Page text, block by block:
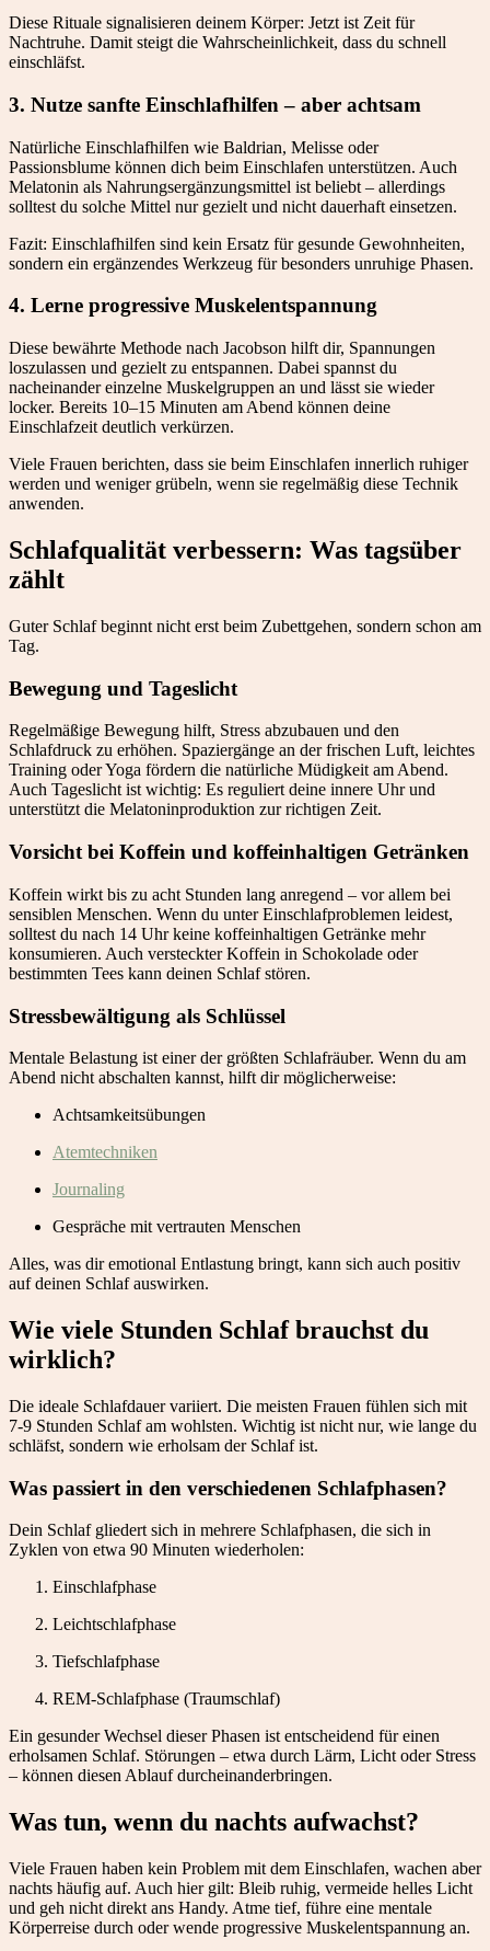
Diese Rituale signalisieren deinem Körper: Jetzt ist Zeit für
Nachtruhe. Damit steigt die Wahrscheinlichkeit, dass du schnell
einschläfst.
3. Nutze sanfte Einschlafhilfen – aber achtsam
Natürliche Einschlafhilfen wie Baldrian, Melisse oder
Passionsblume können dich beim Einschlafen unterstützen. Auch
Melatonin als Nahrungsergänzungsmittel ist beliebt – allerdings
solltest du solche Mittel nur gezielt und nicht dauerhaft einsetzen.
Fazit: Einschlafhilfen sind kein Ersatz für gesunde Gewohnheiten,
sondern ein ergänzendes Werkzeug für besonders unruhige Phasen.
4. Lerne progressive Muskelentspannung
Diese bewährte Methode nach Jacobson hilft dir, Spannungen
loszulassen und gezielt zu entspannen. Dabei spannst du
nacheinander einzelne Muskelgruppen an und lässt sie wieder
locker. Bereits 10–15 Minuten am Abend können deine
Einschlafzeit deutlich verkürzen.
Viele Frauen berichten, dass sie beim Einschlafen innerlich ruhiger
werden und weniger grübeln, wenn sie regelmäßig diese Technik
anwenden.
Schlafqualität verbessern: Was tagsüber
zählt
Guter Schlaf beginnt nicht erst beim Zubettgehen, sondern schon am
Tag.
Bewegung und Tageslicht
Regelmäßige Bewegung hilft, Stress abzubauen und den
Schlafdruck zu erhöhen. Spaziergänge an der frischen Luft, leichtes
Training oder Yoga fördern die natürliche Müdigkeit am Abend.
Auch Tageslicht ist wichtig: Es reguliert deine innere Uhr und
unterstützt die Melatoninproduktion zur richtigen Zeit.
Vorsicht bei Koffein und koffeinhaltigen Getränken
Koffein wirkt bis zu acht Stunden lang anregend – vor allem bei
sensiblen Menschen. Wenn du unter Einschlafproblemen leidest,
solltest du nach 14 Uhr keine koffeinhaltigen Getränke mehr
konsumieren. Auch versteckter Koffein in Schokolade oder
bestimmten Tees kann deinen Schlaf stören.
Stressbewältigung als Schlüssel
Mentale Belastung ist einer der größten Schlafräuber. Wenn du am
Abend nicht abschalten kannst, hilft dir möglicherweise:
Achtsamkeitsübungen
Atemtechniken
Journaling
Gespräche mit vertrauten Menschen
Alles, was dir emotional Entlastung bringt, kann sich auch positiv
auf deinen Schlaf auswirken.
Wie viele Stunden Schlaf brauchst du
wirklich?
Die ideale Schlafdauer variiert. Die meisten Frauen fühlen sich mit
7-9 Stunden Schlaf am wohlsten. Wichtig ist nicht nur, wie lange du
schläfst, sondern wie erholsam der Schlaf ist.
Was passiert in den verschiedenen Schlafphasen?
Dein Schlaf gliedert sich in mehrere Schlafphasen, die sich in
Zyklen von etwa 90 Minuten wiederholen:
Einschlafphase
Leichtschlafphase
Tiefschlafphase
REM-Schlafphase (Traumschlaf)
Ein gesunder Wechsel dieser Phasen ist entscheidend für einen
erholsamen Schlaf. Störungen – etwa durch Lärm, Licht oder Stress
– können diesen Ablauf durcheinanderbringen.
Was tun, wenn du nachts aufwachst?
Viele Frauen haben kein Problem mit dem Einschlafen, wachen aber
nachts häufig auf. Auch hier gilt: Bleib ruhig, vermeide helles Licht
und geh nicht direkt ans Handy. Atme tief, führe eine mentale
Körperreise durch oder wende progressive Muskelentspannung an.